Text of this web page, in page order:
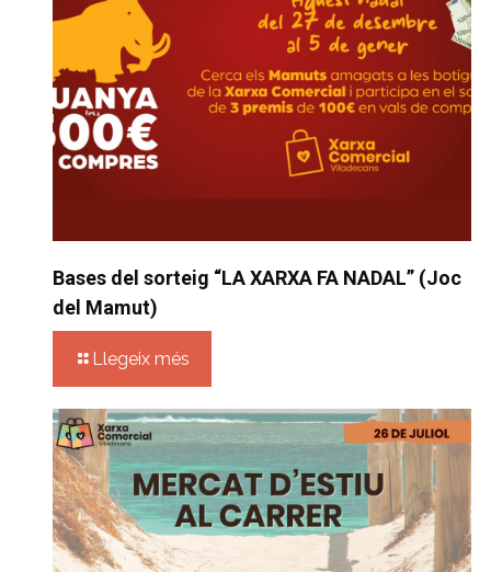
Bases del sorteig “LA XARXA FA NADAL” (Joc
del Mamut)
Llegeix més